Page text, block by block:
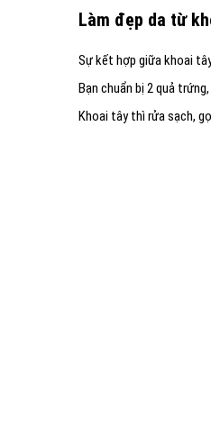
Làm đẹp da từ
Sự kết hợp giữa khoai
Bạn chuẩn bị 2 quả
Khoai tây thì rửa sạch,